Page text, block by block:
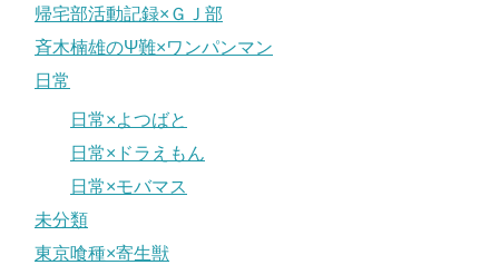
帰宅部活動記録×ＧＪ部
斉木楠雄のΨ難×ワンパンマン
日常
日常×よつばと
日常×ドラえもん
日常×モバマス
未分類
東京喰種×寄生獣